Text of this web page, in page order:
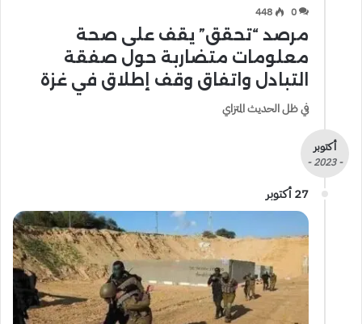
0
448
مرصد “تحقق” يقف على صحة
معلومات متضاربة حول صفقة
التبادل واتفاق وقف إطلاق في غزة
في ظل الحديث المتزاي
أكتوبر
- 2023 -
27 أكتوبر